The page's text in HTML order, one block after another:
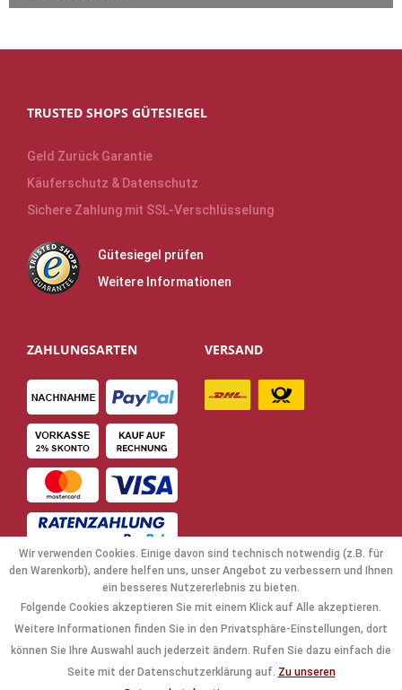
TRUSTED SHOPS GÜTESIEGEL
Geld Zurück Garantie
Käuferschutz & Datenschutz
Sichere Zahlung mit SSL-Verschlüsselung
Gütesiegel prüfen
Weitere Informationen
ZAHLUNGSARTEN VERSAND
NAVIGATION
Wir verwenden Cookies. Einige davon sind technisch notwendig (z.B. für
den Warenkorb), andere helfen uns, unser Angebot zu verbessern und Ihnen
ein besseres Nutzererlebnis zu bieten.
Folgende Cookies akzeptieren Sie mit einem Klick auf Alle akzeptieren.
Weitere Informationen finden Sie in den Privatsphäre-Einstellungen, dort
können Sie Ihre Auswahl auch jederzeit ändern. Rufen Sie dazu einfach die
Seite mit der Datenschutzerklärung auf. Zu unseren